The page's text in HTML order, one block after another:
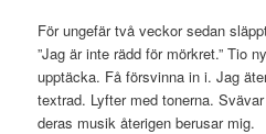
För ungefär två veckor sedan
”Jag är inte rädd för mörkret.” Tio
upptäcka. Få försvinna in i. Jag
textrad. Lyfter med tonerna.
deras musik återigen berusar mig.